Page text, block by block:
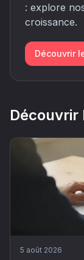
: explore
croissance.
Découvrir
Découvrir
5 août 2026